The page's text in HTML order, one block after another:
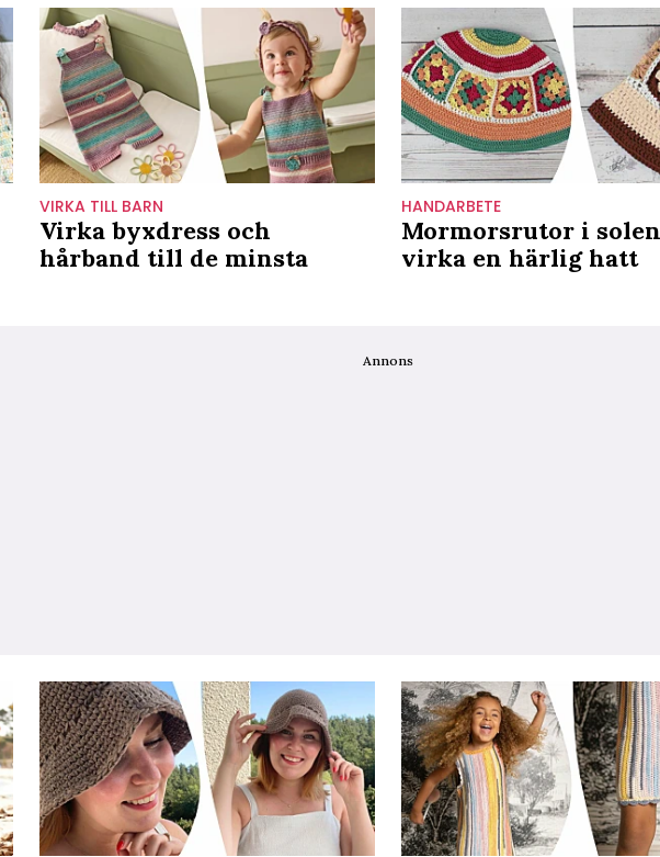
VIRKA TILL BARN
Virka byxdress och
hårband till de minsta
HANDARBETE
Mormorsrutor i
virka en härlig hatt
Annons